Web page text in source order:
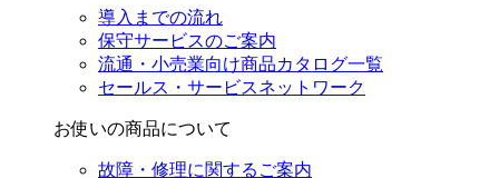
導入までの流れ
保守サービスのご案内
流通・小売業向け商品カタログ一覧
セールス・サービスネットワーク
お使いの商品について
故障・修理に関するご案内